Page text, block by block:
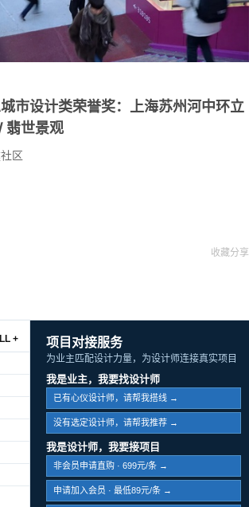
市设计类荣誉奖：上海苏州河中环立
翡世景观
区
收藏分享
+ 项目对接服务
为业主匹配设计力量，为设计师连接真实项目
我是业主，我要找设计师
已有心仪设计师，请帮我搭线 →
没有选定设计师，请帮我推荐 →
我是设计师，我要接项目
非会员申请直购 · 699元/条 →
申请加入会员 · 最低89元/条 →